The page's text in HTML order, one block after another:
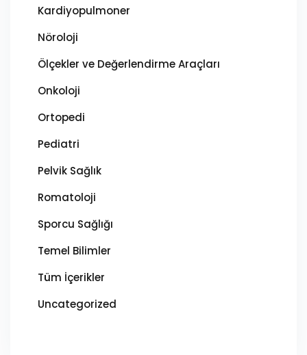
Kardiyopulmoner
Nöroloji
Ölçekler ve Değerlendirme Araçları
Onkoloji
Ortopedi
Pediatri
Pelvik Sağlık
Romatoloji
Sporcu Sağlığı
Temel Bilimler
Tüm İçerikler
Uncategorized